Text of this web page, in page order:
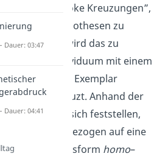
„reziproke Kreuzungen”,
um seine Hypothesen zu
Dabei wird das zu
Individuum mit einem
rezessiven Exemplar
Art gekreuzt. Anhand der
lässt sich feststellen,
Individuum bezogen auf eine
Merkmalsform homo–
Dauer: 03:47
Dauer: 04:41